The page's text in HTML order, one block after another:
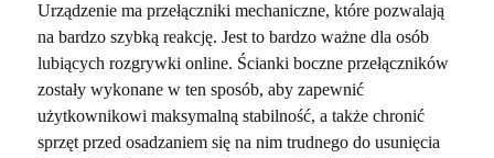
Urządzenie ma przełączniki mechaniczne, które pozwalają
na bardzo szybką reakcję. Jest to bardzo ważne dla osób
lubiących rozgrywki online. Ścianki boczne przełączników
zostały wykonane w ten sposób, aby zapewnić
użytkownikowi maksymalną stabilność, a także chronić
sprzęt przed osadzaniem się na nim trudnego do usunięcia